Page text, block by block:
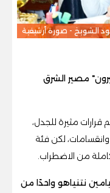
الشويخ - صورة أرشيفية
مصير الشرق
قرارات مثيرة للجدل،
لكن فئة
من الاضطراب.
نتنياهو واحدًا من